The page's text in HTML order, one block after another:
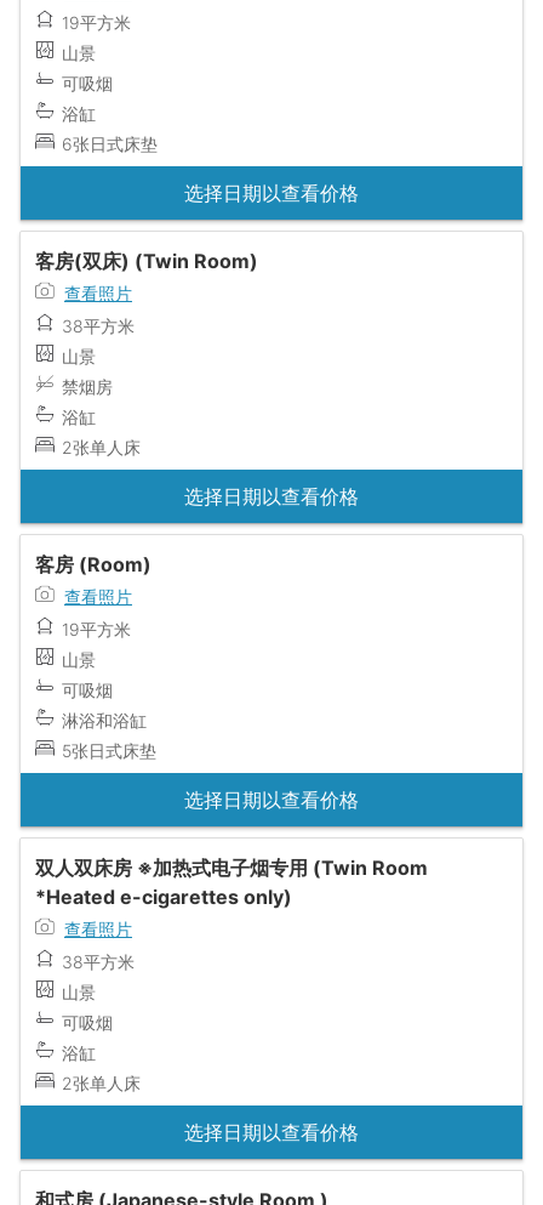
19平方米
山景
可吸烟
浴缸
6张日式床垫
选择日期以查看价格
客房(双床) (Twin Room)
查看照片
38平方米
山景
禁烟房
浴缸
2张单人床
选择日期以查看价格
客房 (Room)
查看照片
19平方米
山景
可吸烟
淋浴和浴缸
5张日式床垫
选择日期以查看价格
双人双床房 ※加热式电子烟专用 (Twin Room
*Heated e-cigarettes only)
查看照片
38平方米
山景
可吸烟
浴缸
2张单人床
选择日期以查看价格
和式房 (Japanese-style Room )